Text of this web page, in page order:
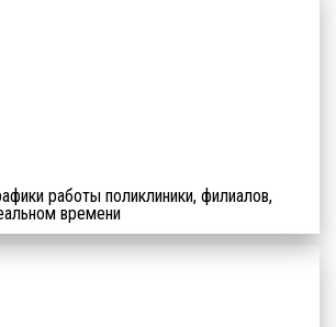
ГРИППА, ОРВИ,
ГЕПАТИТА
работы поликлиники, филиалов,
времени